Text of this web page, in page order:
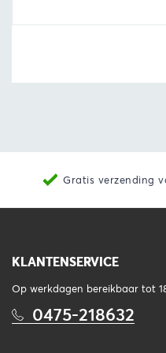
Gratis verzending
KLANTENSERVICE
Op werkdagen bereikbaar tot
0475-218632